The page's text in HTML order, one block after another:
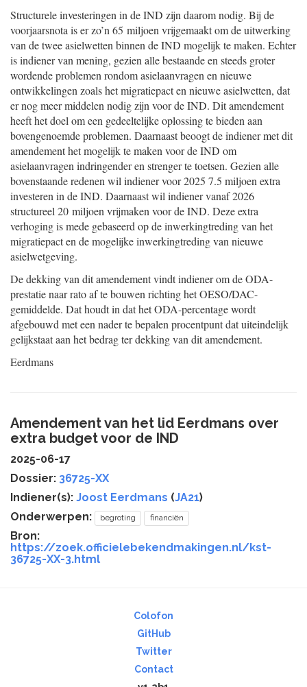
Structurele investeringen in de IND zijn daarom nodig. Bij de
voorjaarsnota is er zo’n 65 miljoen vrijgemaakt om de uitwerking
van de twee asielwetten binnen de IND mogelijk te maken. Echter
is indiener van mening, gezien alle bestaande en steeds groter
wordende problemen rondom asielaanvragen en nieuwe
ontwikkelingen zoals het migratiepact en nieuwe asielwetten, dat
er nog meer middelen nodig zijn voor de IND. Dit amendement
heeft het doel om een gedeeltelijke oplossing te bieden aan
bovengenoemde problemen. Daarnaast beoogt de indiener met dit
amendement het mogelijk te maken voor de IND om
asielaanvragen indringender en strenger te toetsen. Gezien alle
bovenstaande redenen wil indiener voor 2025 7.5 miljoen extra
investeren in de IND. Daarnaast wil indiener vanaf 2026
structureel 20 miljoen vrijmaken voor de IND. Deze extra
verhoging is mede gebaseerd op de inwerkingtreding van het
migratiepact en de mogelijke inwerkingtreding van nieuwe
asielwetgeving.
De dekking van dit amendement vindt indiener om de ODA-
prestatie naar rato af te bouwen richting het OESO/DAC-
gemiddelde. Dat houdt in dat het ODA-percentage wordt
afgebouwd met een nader te bepalen procentpunt dat uiteindelijk
gelijkstaat aan het bedrag ter dekking van dit amendement.
Eerdmans
Amendement van het lid Eerdmans over
extra budget voor de IND
2025-06-17
Dossier: 36725-XX
Indiener(s): Joost Eerdmans (JA21)
Onderwerpen:
begroting financiën
Bron:
https://zoek.officielebekendmakingen.nl/kst-
36725-XX-3.html
Colofon
GitHub
Twitter
Contact